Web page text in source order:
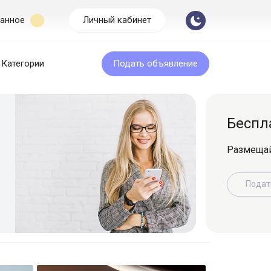
Личный кабинет
Категории Подать объявление
Бесплатная подача
Размещайте объявление легко и
Подать объявление